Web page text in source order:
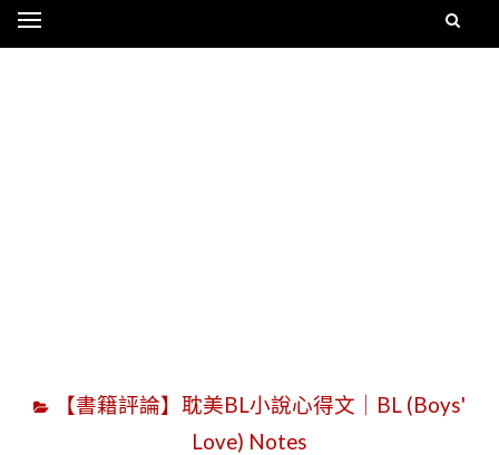
【書籍評論】耽美BL小說心得文｜BL (Boys'
Love) Notes